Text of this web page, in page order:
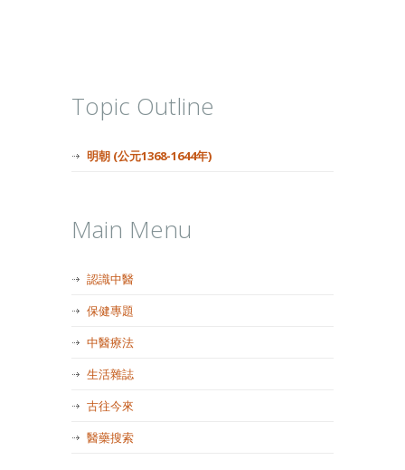
Topic Outline
明朝 (公元1368-1644年)
Main Menu
認識中醫
保健專題
中醫療法
生活雜誌
古往今來
醫藥搜索